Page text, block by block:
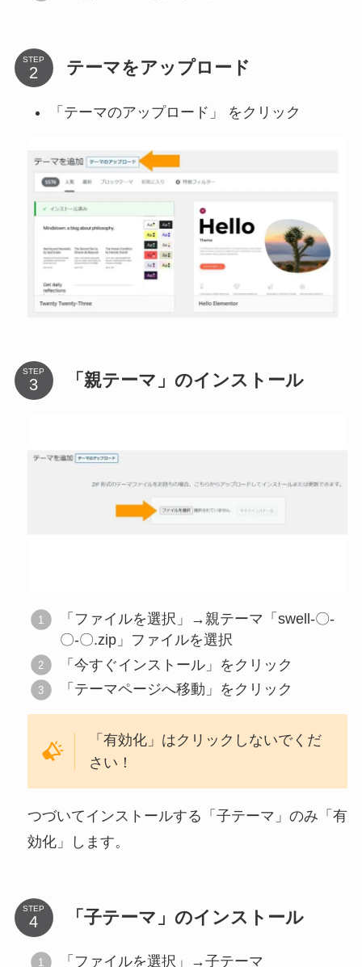
STEP テーマをアップロード
「テーマのアップロード」 をクリック
STEP 「親テーマ」のインストール
「ファイルを選択」→親テーマ「swell-〇-
〇-〇.zip」ファイルを選択
「今すぐインストール」をクリック
「テーマページへ移動」をクリック
「有効化」はクリックしないでくだ
さい！
つづいてインストールする「子テーマ」のみ「有
効化」します。
STEP 「子テーマ」のインストール
「ファイルを選択」→子テーマ